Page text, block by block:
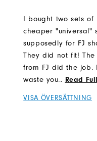
I bought two sets of
cheaper "universal"
supposedly for FJ
They did not fit! The
from FJ did the job.
waste your money on
"cheaper" products!
... Read
VISA ÖVERSÄTTNING